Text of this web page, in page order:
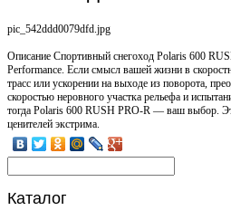
pic_542ddd0079dfd.jpg
Описание Спортивный снегоход Polaris 600
Performance. Если смысл вашей жизни в
трасс или ускорении на выходе из поворота,
скоростью неровного участка рельефа и
тогда Polaris 600 RUSH PRO-R — ваш выбор.
ценителей экстрима.
Каталог